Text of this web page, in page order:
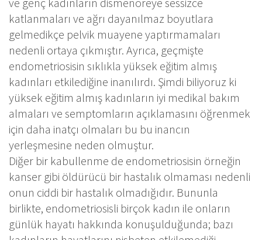
katlanmaları ve ağrı dayanılmaz boyutlara
gelmedikçe pelvik muayene yaptırmamaları
nedenli ortaya çıkmıştır. Ayrıca, geçmişte
endometriosisin sıklıkla yüksek eğitim almış
kadınları etkilediğine inanılırdı. Şimdi biliyoruz ki
yüksek eğitim almış kadınların iyi medikal bakım
almaları ve semptomların açıklamasını öğrenmek
için daha inatçı olmaları bu bu inancın
yerleşmesine neden olmuştur.
Diğer bir kabullenme de endometriosisin örneğin
kanser gibi öldürücü bir hastalık olmaması nedenli
onun ciddi bir hastalık olmadığıdır. Bununla
birlikte, endometriosisli birçok kadın ile onların
günlük hayatı hakkında konuşulduğunda; bazı